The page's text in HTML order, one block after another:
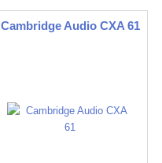
Cambridge Audio CXA 61